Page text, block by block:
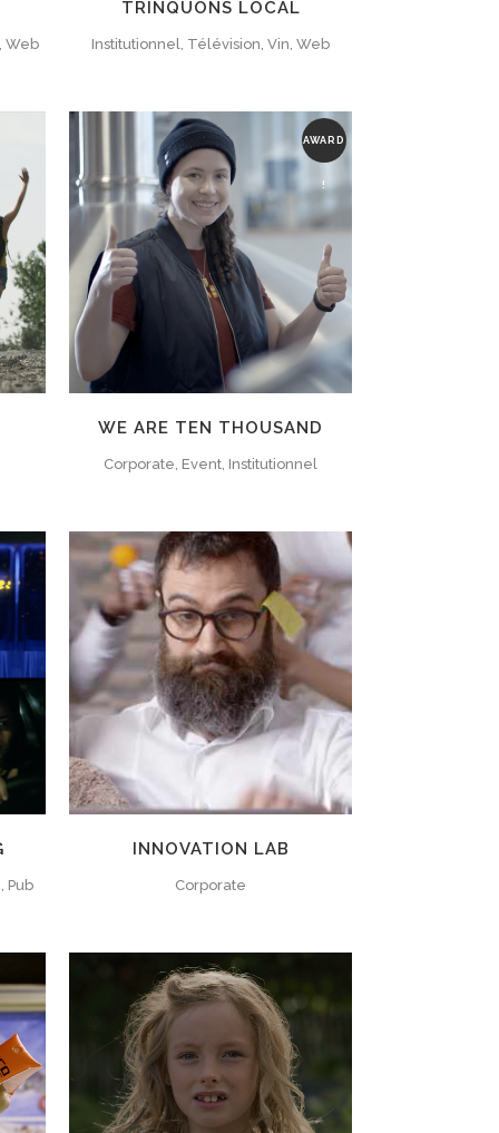
Web
TRINQUONS LOCAL
Institutionnel, Télévision, Vin, Web
AWARD
!
WE ARE TEN THOUSAND
Corporate, Event, Institutionnel
Pub
INNOVATION LAB
Corporate